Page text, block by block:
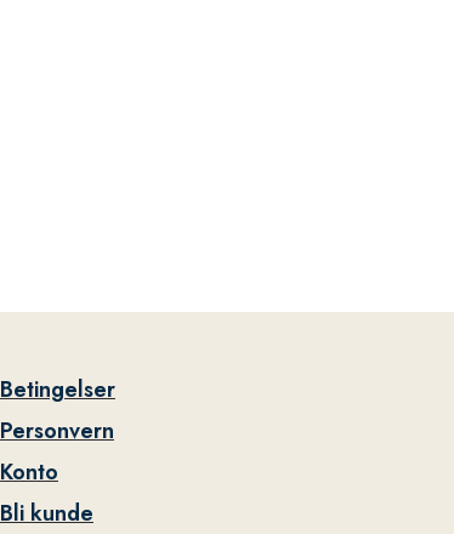
Betingelser
Personvern
Konto
Bli kunde